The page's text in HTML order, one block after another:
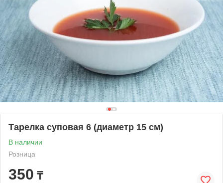
Тарелка суповая 6 (диаметр 15 см)
В наличии
Розница
350 ₸